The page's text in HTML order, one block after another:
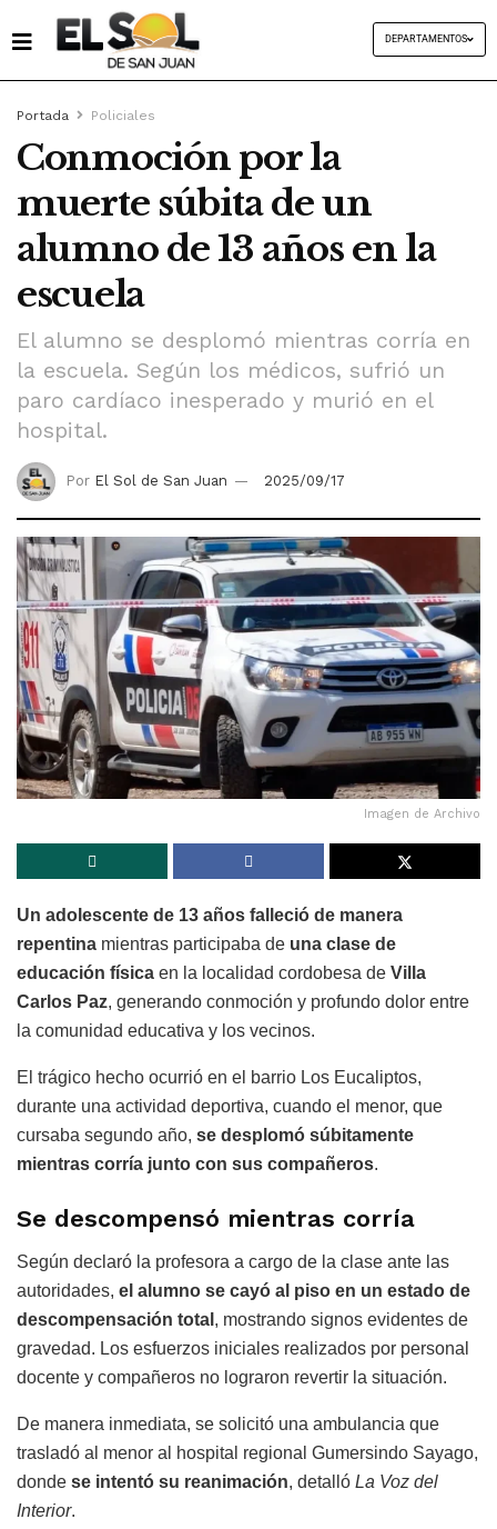
DEPARTAMENTOS
Portada Policiales
Conmoción por la
muerte súbita de un
alumno de 13 años en la
escuela
El alumno se desplomó mientras corría en
la escuela. Según los médicos, sufrió un
paro cardíaco inesperado y murió en el
hospital.
Por El Sol de San Juan 2025/09/17
Imagen de Archivo
Un adolescente de 13 años falleció de manera
repentina mientras participaba de una clase de
educación física en la localidad cordobesa de Villa
Carlos Paz, generando conmoción y profundo dolor entre
la comunidad educativa y los vecinos.
El trágico hecho ocurrió en el barrio Los Eucaliptos,
durante una actividad deportiva, cuando el menor, que
cursaba segundo año, se desplomó súbitamente
mientras corría junto con sus compañeros.
Se descompensó mientras corría
Según declaró la profesora a cargo de la clase ante las
autoridades, el alumno se cayó al piso en un estado de
descompensación total , mostrando signos evidentes de
gravedad. Los esfuerzos iniciales realizados por personal
docente y compañeros no lograron revertir la situación.
De manera inmediata, se solicitó una ambulancia que
trasladó al menor al hospital regional Gumersindo Sayago,
donde se intentó su reanimación, detalló La Voz del
Interior.